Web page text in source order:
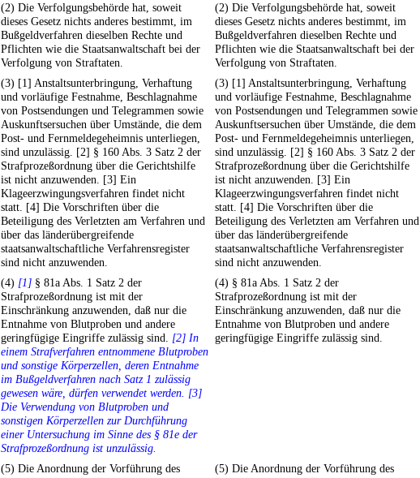
(2) Die Verfolgungsbehörde hat, soweit
dieses Gesetz nichts anderes bestimmt, im
Bußgeldverfahren dieselben Rechte und
Pflichten wie die Staatsanwaltschaft bei der
Verfolgung von Straftaten.
(2) Die Verfolgungsbehörde hat, soweit
dieses Gesetz nichts anderes bestimmt, im
Bußgeldverfahren dieselben Rechte und
Pflichten wie die Staatsanwaltschaft bei der
Verfolgung von Straftaten.
(3) [1] Anstaltsunterbringung, Verhaftung
und vorläufige Festnahme, Beschlagnahme
von Postsendungen und Telegrammen sowie
Auskunftsersuchen über Umstände, die dem
Post- und Fernmeldegeheimnis unterliegen,
sind unzulässig. [2] § 160 Abs. 3 Satz 2 der
Strafprozeßordnung über die Gerichtshilfe
ist nicht anzuwenden. [3] Ein
Klageerzwingungsverfahren findet nicht
statt. [4] Die Vorschriften über die
Beteiligung des Verletzten am Verfahren und
über das länderübergreifende
staatsanwaltschaftliche Verfahrensregister
sind nicht anzuwenden.
(3) [1] Anstaltsunterbringung, Verhaftung
und vorläufige Festnahme, Beschlagnahme
von Postsendungen und Telegrammen sowie
Auskunftsersuchen über Umstände, die dem
Post- und Fernmeldegeheimnis unterliegen,
sind unzulässig. [2] § 160 Abs. 3 Satz 2 der
Strafprozeßordnung über die Gerichtshilfe
ist nicht anzuwenden. [3] Ein
Klageerzwingungsverfahren findet nicht
statt. [4] Die Vorschriften über die
Beteiligung des Verletzten am Verfahren und
über das länderübergreifende
staatsanwaltschaftliche Verfahrensregister
sind nicht anzuwenden.
(4) [1] § 81a Abs. 1 Satz 2 der
Strafprozeßordnung ist mit der
Einschränkung anzuwenden, daß nur die
Entnahme von Blutproben und andere
geringfügige Eingriffe zulässig sind. [2] In
einem Strafverfahren entnommene Blutproben
und sonstige Körperzellen, deren Entnahme
im Bußgeldverfahren nach Satz 1 zulässig
gewesen wäre, dürfen verwendet werden. [3]
Die Verwendung von Blutproben und
sonstigen Körperzellen zur Durchführung
einer Untersuchung im Sinne des § 81e der
Strafprozeßordnung ist unzulässig.
(4) § 81a Abs. 1 Satz 2 der
Strafprozeßordnung ist mit der
Einschränkung anzuwenden, daß nur die
Entnahme von Blutproben und andere
geringfügige Eingriffe zulässig sind.
(5) Die Anordnung der Vorführung des
(5) Die Anordnung der Vorführung des